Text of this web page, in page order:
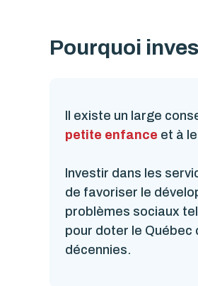
Pourquoi
Il existe un large
petite enfance et à
Investir dans les
de favoriser le
problèmes sociaux
pour doter le Québec
décennies.